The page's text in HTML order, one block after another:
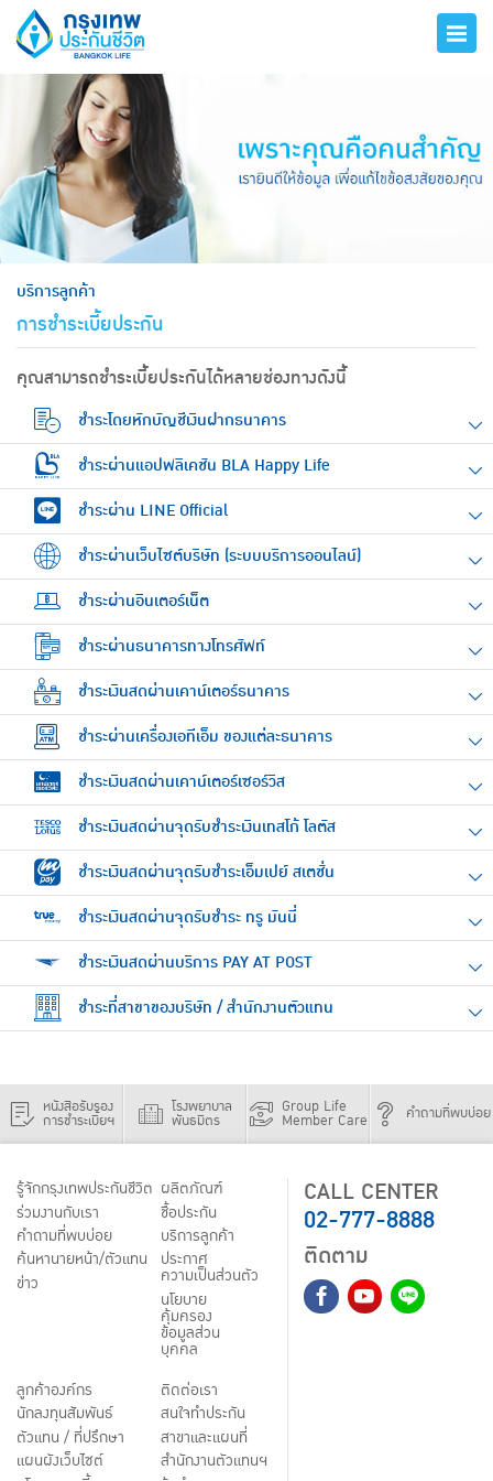
บริการลูกค้า
การชำระเบี้ยประกัน
คุณสามารถชำระเบี้ยประกันได้หลายช่องทางดังนี้
ชำระโดยหักบัญชีเงินฝากธนาคาร
ชำระผ่านแอปพลิเคชัน BLA Happy Life
ชำระผ่าน LINE Official
ชำระผ่านเว็บไซต์บริษัท (ระบบบริการออนไลน์)
ชำระผ่านอินเตอร์เน็ต
ชำระผ่านธนาคารทางโทรศัพท์
ชำระเงินสดผ่านเคาน์เตอร์ธนาคาร
ชำระผ่านเครื่องเอทีเอ็ม ของแต่ละธนาคาร
ชำระเงินสดผ่านเคาน์เตอร์เซอร์วิส
ชำระเงินสดผ่านจุดรับชำระเงินเทสโก้ โลตัส
ชำระเงินสดผ่านจุดรับชำระเอ็มเปย์ สเตชั่น
ชำระเงินสดผ่านจุดรับชำระ ทรู มันนี่
ชำระเงินสดผ่านบริการ PAY AT POST
ชำระที่สาขาของบริษัท / สำนักงานตัวแทน
หนังสือรับรอง
การชำระเบี้ยฯ
โรงพยาบาล
พันธมิตร
Group Life
Member Care คำถามที่พบบ่อย
รู้จักกรุงเทพประกันชีวิต
ร่วมงานกับเรา
คำถามที่พบบ่อย
ค้นหานายหน้า/ตัวแทน
ข่าว
ผลิตภัณฑ์
ชื้อประกัน
บริการลูกค้า
ประกาศ
ความเป็นส่วนตัว
นโยบาย
คุ้มครอง
ข้อมูลส่วน
บุคคล
ลูกค้าองค์กร
นักลงทุนสัมพันธ์
ตัวแทน / ที่ปรึกษา
แผนผังเว็บไซต์
ติดต่อเรา
สนใจทำประกัน
สาขาและแผนที่
สำนักงานตัวแทนฯ
CALL CENTER
02-777-8888
ติดตาม